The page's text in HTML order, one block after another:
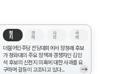
정
치
경
제
사
회
국
제
더불어민주당 전당대회에서 정청래 후보
가 청와대의 주요 정책과 경쟁자인 김민
석 후보의 신천지 의혹에 대한 사과를 요
구하며 갈등이 고조되고 있다...
→